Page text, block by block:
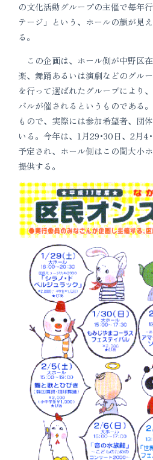
の文化活動グループの主催で毎年
テージ」という、ホールの顔が見
る。
この企画は、ホール側が中野区
楽、舞踊あるいは演劇などのグル
を行って選ばれたグループにより
バルが催されるというものである
もので、実際には参加希望者、団
いる。今年は、1月29･30日、2月4
予定され、ホール側はこの間大小
提供する。